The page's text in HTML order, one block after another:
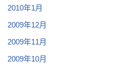
2010年1月
2009年12月
2009年11月
2009年10月